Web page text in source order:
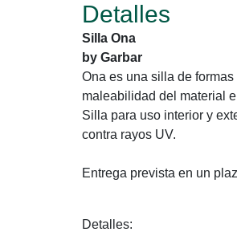
Detalles
Silla Ona
by Garbar
Ona es una silla de
maleabilidad del material
Silla para uso interior y
contra rayos UV.
Entrega prevista en un
Detalles: